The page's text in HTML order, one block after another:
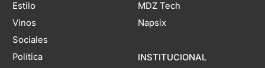
Estilo
Vinos
Sociales
Política
MDZ Tech
Napsix
INSTITUCIONAL